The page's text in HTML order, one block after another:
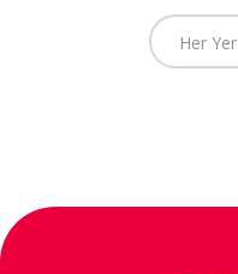
Her Yer